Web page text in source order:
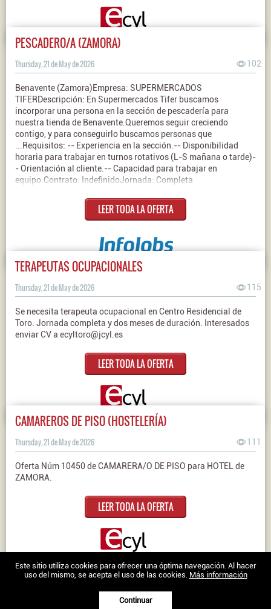
PESCADERO/A (ZAMORA)
Thursday, 21 de May de 2026 102
Benavente (Zamora)Empresa: SUPERMERCADOS
TIFERDescripción: En Supermercados Tifer buscamos
incorporar una persona en la sección de pescadería para
nuestra tienda de Benavente.Queremos seguir creciendo
contigo, y para conseguirlo buscamos personas que
...Requisitos: -- Experiencia en la sección.-- Disponibilidad
horaria para trabajar en turnos rotativos (L-S mañana o tarde)-
- Orientación al cliente.-- Capacidad para trabajar en
equipo.Contrato: IndefinidoJornada: Completa
LEER TODA LA OFERTA
TERAPEUTAS OCUPACIONALES
Thursday, 21 de May de 2026 115
Se necesita terapeuta ocupacional en Centro Residencial de
Toro. Jornada completa y dos meses de duración. Interesados
enviar CV a ecyltoro@jcyl.es
LEER TODA LA OFERTA
CAMAREROS DE PISO (HOSTELERÍA)
Thursday, 21 de May de 2026 111
Oferta Núm 10450 de CAMARERA/O DE PISO para HOTEL de
ZAMORA.
LEER TODA LA OFERTA
Nosotros|Contacto| Ofertas en Twitter|Aviso legal|Política de
Trabajo en Zamora © 2026 -
Este sitio utiliza cookies para ofrecer una óptima navegación. Al hacer
uso del mismo, se acepta el uso de las cookies. Más información
Continuar